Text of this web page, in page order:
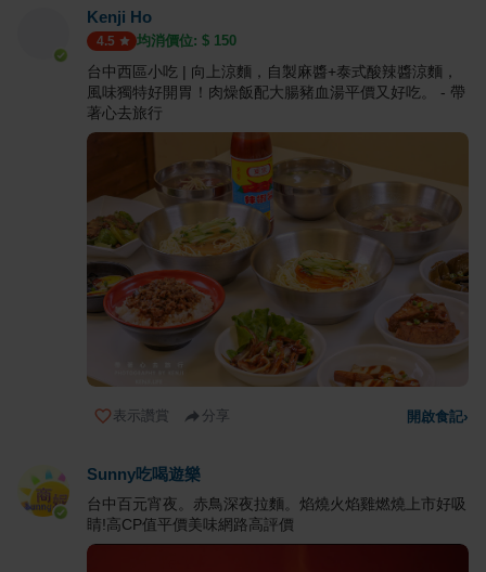
Kenji Ho
4.5 均消價位: $ 150
台中西區小吃 | 向上涼麵，自製麻醬+泰式酸辣醬涼麵，
風味獨特好開胃！肉燥飯配大腸豬血湯平價又好吃。 - 帶
著心去旅行
表示讚賞 分享 開啟食記›
Sunny吃喝遊樂
台中百元宵夜。赤鳥深夜拉麵。焰燒火焰雞燃燒上市好吸
睛!高CP值平價美味網路高評價